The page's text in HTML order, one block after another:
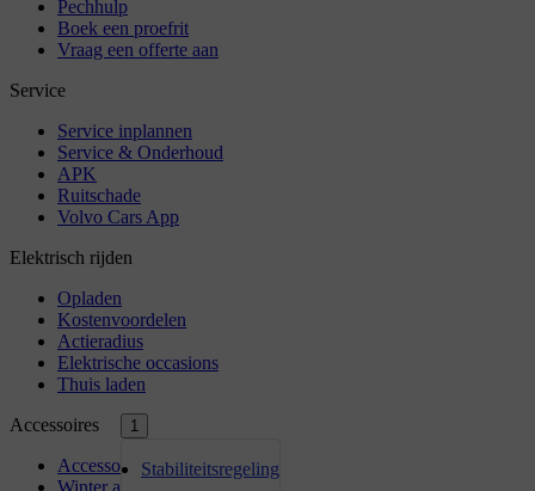
1
Stabiliteitsregeling